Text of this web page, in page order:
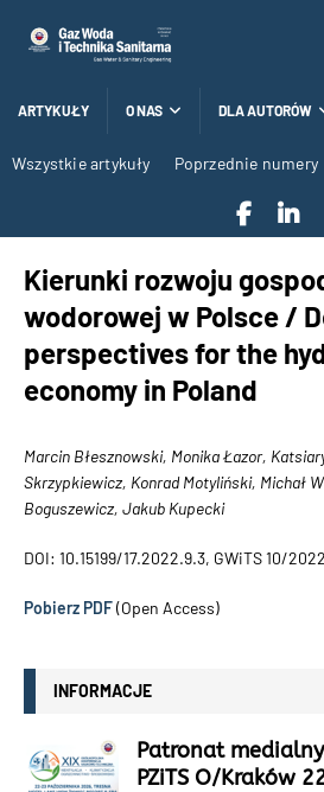
ARTYKUŁY O NAS DLA AUTORÓW
Wszystkie artykuły Poprzednie numery
Kierunki rozwoju
wodorowej w Polsce /
perspectives for the
economy in Poland
Marcin Błesznowski, Monika Łazor,
Skrzypkiewicz, Konrad Motyliński, Michał
Boguszewicz, Jakub Kupecki
DOI: 10.15199/17.2022.9.3, GWiTS 10/
Pobierz PDF(Open Access)
INFORMACJE
Patronat
PZiTS O/Kraków